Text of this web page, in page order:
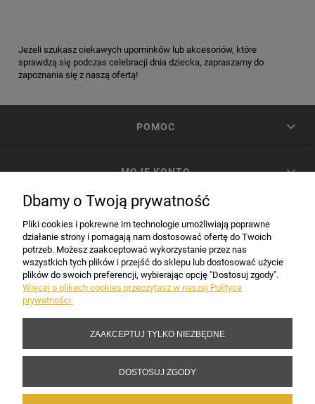
Jeżeli szukasz ciekawych upominków lub akcesoriów, które
sprawdzą się podczas celebracji dnia dziecka, zapraszamy do
zapoznania się z naszą ofertą!
POMOC
MOJE KONTO
INFORMACJE
Copyright 2017-2026 Sakramento.pl
Dbamy o Twoją prywatność
Pliki cookies i pokrewne im technologie umożliwiają poprawne
działanie strony i pomagają nam dostosować ofertę do Twoich
potrzeb. Możesz zaakceptować wykorzystanie przez nas
wszystkich tych plików i przejść do sklepu lub dostosować użycie
plików do swoich preferencji, wybierając opcję "Dostosuj zgody".
Więcej o plikach cookies przeczytasz w naszej Polityce
prywatności.
ZAAKCEPTUJ TYLKO NIEZBĘDNE
DOSTOSUJ ZGODY